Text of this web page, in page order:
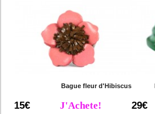
Bague fleur d'Hibiscus
15€ J'Achete! 29€